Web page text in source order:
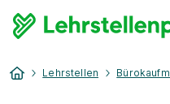
Lehrstellen